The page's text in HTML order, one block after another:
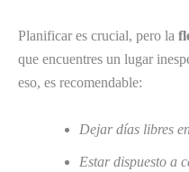
Planificar es crucial, pero la
que encuentres un lugar
eso, es recomendable:
Dejar días libres
Estar dispuesto a